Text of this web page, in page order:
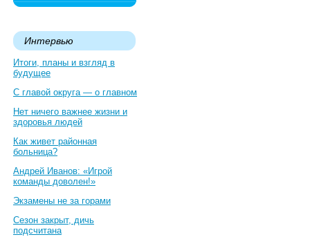
Интервью
Итоги, планы и взгляд в
будущее
С главой округа — о главном
Нет ничего важнее жизни и
здоровья людей
Как живет районная
больница?
Андрей Иванов: «Игрой
команды доволен!»
Экзамены не за горами
Сезон закрыт, дичь
подсчитана